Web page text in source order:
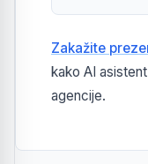
Zakažite
kako AI
agencije.